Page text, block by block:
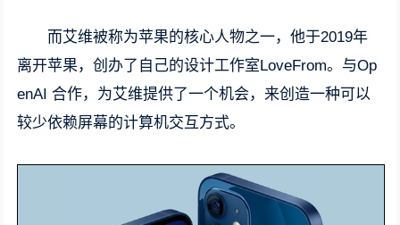
而艾维被称为苹果的核心人物之一，他于2019年
离开苹果，创办了自己的设计工作室LoveFrom。与Op
enAI 合作，为艾维提供了一个机会，来创造一种可以
较少依赖屏幕的计算机交互方式。